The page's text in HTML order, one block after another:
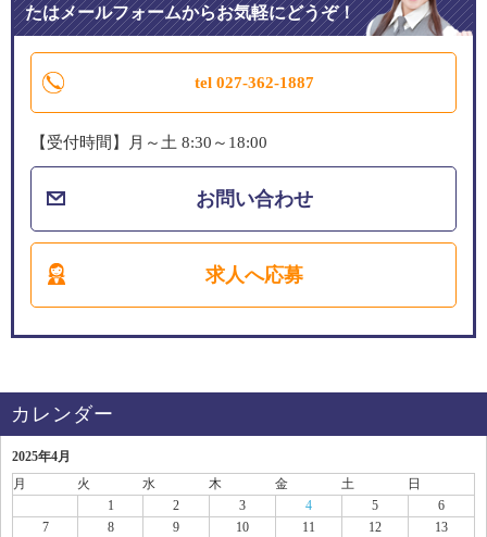
たはメールフォームからお気軽にどうぞ！
tel 027-362-1887
【受付時間】月～土 8:30～18:00
お問い合わせ
求人へ応募
カレンダー
2025年4月
月
火 水 木 金 土
日
1
2 3 4 5
6
7
8 9 10 11 12
13